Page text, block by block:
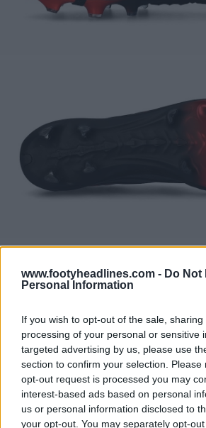
www.footyheadlines.com - Do Not
Personal Information
If you wish to opt-out of the sale,
processing of your personal or sensitive
targeted advertising by us, please use
section to confirm your selection.
opt-out request is processed you may
interest-based ads based on personal
us or personal information disclosed to
your opt-out. You may separately opt-